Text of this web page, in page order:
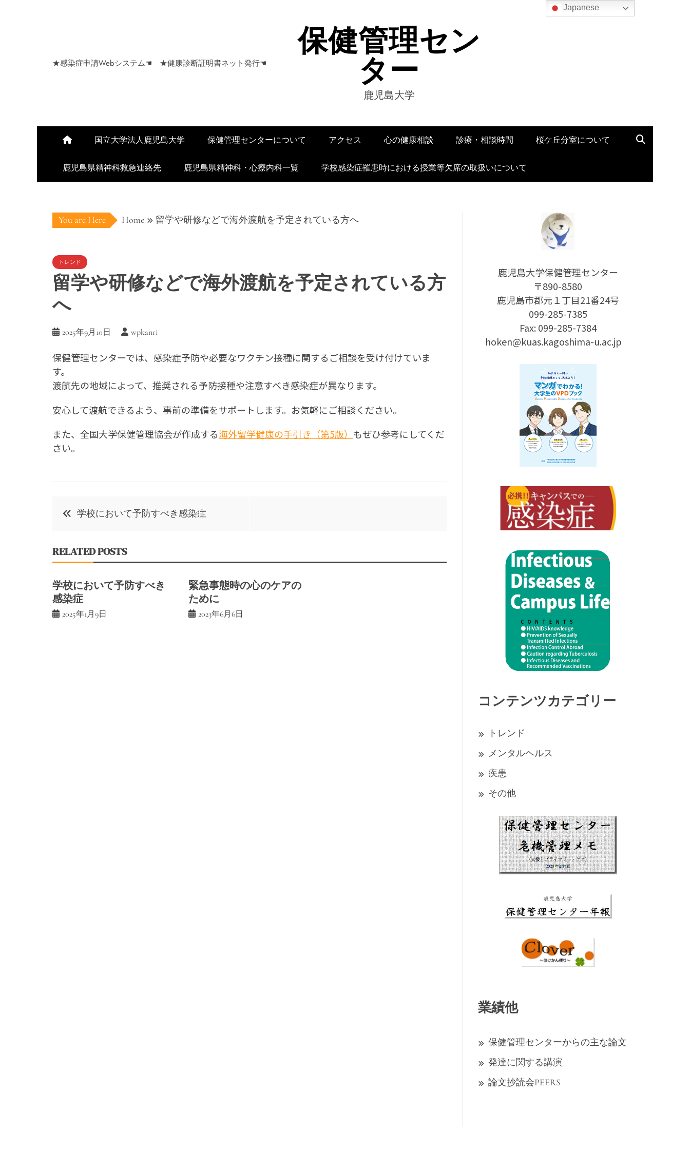
★感染症申請Webシステム☚ ★健康診断証明書ネット発行☚
保健管理セン
ター
鹿児島大学
国立大学法人鹿児島大学 保健管理センターについて アクセス 心の健康相談 診療・相談時間 桜ケ丘分室について
鹿児島県精神科救急連絡先 鹿児島県精神科・心療内科一覧 学校感染症罹患時における授業等欠席の取扱いについて
You are Here Home 留学や研修などで海外渡航を予定されている方へ
トレンド
留学や研修などで海外渡航を予定されている方
へ
2025年9月10日 wpkanri
保健管理センターでは、感染症予防や必要なワクチン接種に関するご相談を受け付けていま
す。
渡航先の地域によって、推奨される予防接種や注意すべき感染症が異なります。
安心して渡航できるよう、事前の準備をサポートします。お気軽にご相談ください。
また、全国大学保健管理協会が作成する海外留学健康の手引き（第5版） もぜひ参考にしてくだ
さい。
ナ
ビ
ゲ
ー
学校において予防すべき感染症
RELATED POSTS
学校において予防すべき
感染症
2025年1月9日
緊急事態時の心のケアの
ために
2023年6月6日
鹿児島大学保健管理センター
〒890-8580
鹿児島市郡元１丁目21番24号
099-285-7385
Fax: 099-285-7384
hoken@kuas.kagoshima-u.ac.jp
コンテンツカテゴリー
トレンド
メンタルヘルス
疾患
その他
業績他
保健管理センターからの主な論文
発達に関する講演
論文抄読会PEERS
Japanese